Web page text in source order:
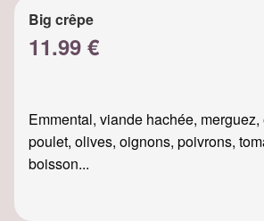
Big crêpe
11.99 €
Emmental, viande hachée,
poulet, olives, oignons, poivrons,
boisson...